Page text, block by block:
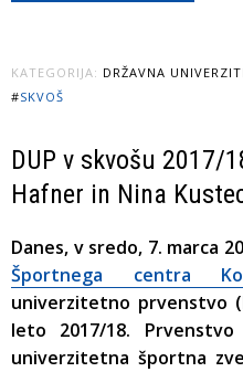
KATEGORIJA: DRŽAVNA
#SKVOŠ
DUP v skvošu 2017/
Hafner in Nina
Danes, v sredo, 7. marca
Športnega centra
univerzitetno prvenstvo
leto 2017/18.
univerzitetna športna